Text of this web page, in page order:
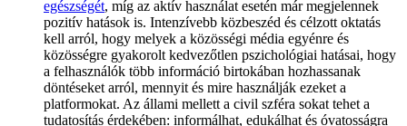
egészségét, míg az aktív használat esetén már megjelennek
pozitív hatások is. Intenzívebb közbeszéd és célzott oktatás
kell arról, hogy melyek a közösségi média egyénre és
közösségre gyakorolt kedvezőtlen pszichológiai hatásai, hogy
a felhasználók több információ birtokában hozhassanak
döntéseket arról, mennyit és mire használják ezeket a
platformokat. Az állami mellett a civil szféra sokat tehet a
tudatosítás érdekében: informálhat, edukálhat és óvatosságra